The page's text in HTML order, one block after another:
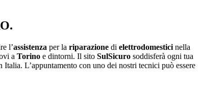
l’assistenza per la riparazione di elettrodomestici nella
a Torino e dintorni. Il sito SulSicuro soddisferà ogni tua
L’appuntamento con uno dei nostri tecnici può essere